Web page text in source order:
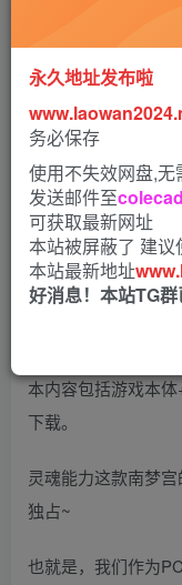
为大家推荐一款称得
灵魂能力6（刀魂6
又叫爆衣刀剑格斗
本内容包括游戏本
下载。
灵魂能力这款南梦
独占~
也就是，我们作为
永久地址发布啦
务必保存
使用不失效网盘,
发送邮件至
可获取最新网址
本站被屏蔽了 建
本站最新地址
好消息！本站TG